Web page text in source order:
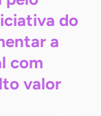
do
a
com
valor